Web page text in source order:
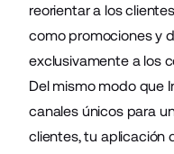
reorientar a los
como promociones y
exclusivamente a los
Del mismo modo que
canales únicos para
clientes, tu aplicación